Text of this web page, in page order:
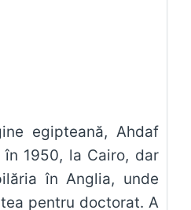
egipteană, Ahdaf
1950, la Cairo, dar
în Anglia, unde
pentru doctorat. A